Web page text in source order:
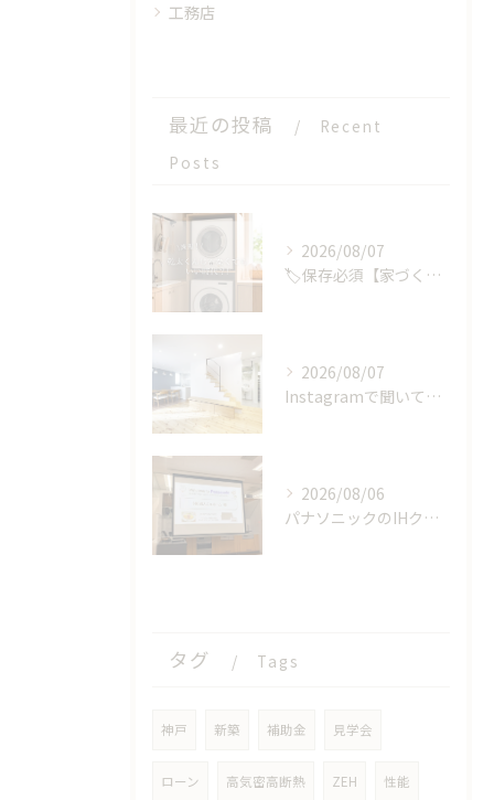
工務店
最近の投稿
Recent
Posts
2026/08/07
🏷️保存必須【家づくりの選択肢】が、またひとつ増えました🏡✨
2026/08/07
Instagramで聞いてみました！みんなの夏のお家事情
2026/08/06
パナソニックのIHクッキングヒーターの工場見学に参加しました！【後編】
タグ Tags
神戸 新築 補助金 見学会
ローン 高気密高断熱 ZEH 性能